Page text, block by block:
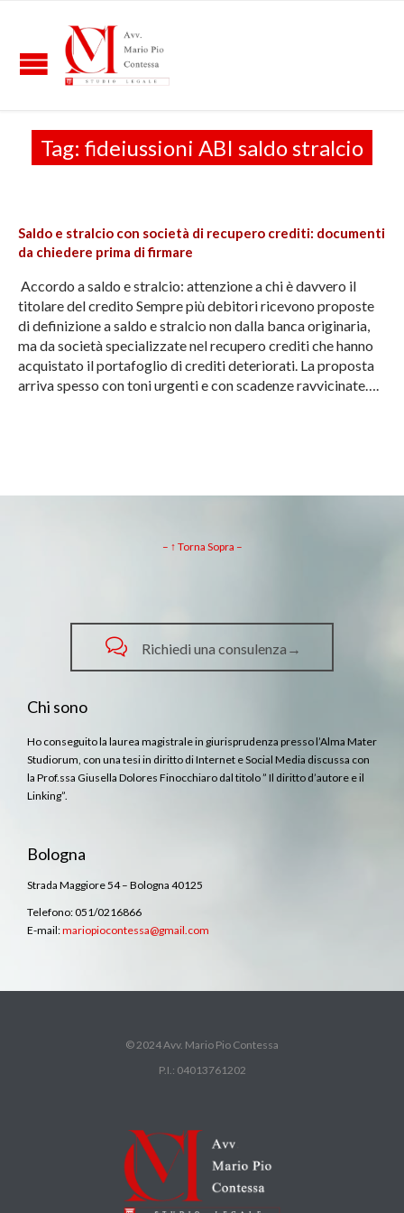
Tag: fideiussioni ABI saldo stralcio
Saldo e stralcio con società di recupero crediti: documenti
da chiedere prima di firmare
Accordo a saldo e stralcio: attenzione a chi è davvero il
titolare del credito Sempre più debitori ricevono proposte
di definizione a saldo e stralcio non dalla banca originaria,
ma da società specializzate nel recupero crediti che hanno
acquistato il portafoglio di crediti deteriorati. La proposta
arriva spesso con toni urgenti e con scadenze ravvicinate….
– ↑ Torna Sopra –
 Richiedi una consulenza→
Chi sono
Ho conseguito la laurea magistrale in giurisprudenza presso l’Alma Mater
Studiorum, con una tesi in diritto di Internet e Social Media discussa con
la Prof.ssa Giusella Dolores Finocchiaro dal titolo ” Il diritto d’autore e il
Linking”.
Bologna
Strada Maggiore 54 – Bologna 40125
Telefono: 051/0216866
E-mail:mariopiocontessa@gmail.com
© 2024 Avv. Mario Pio Contessa
P.I.: 04013761202